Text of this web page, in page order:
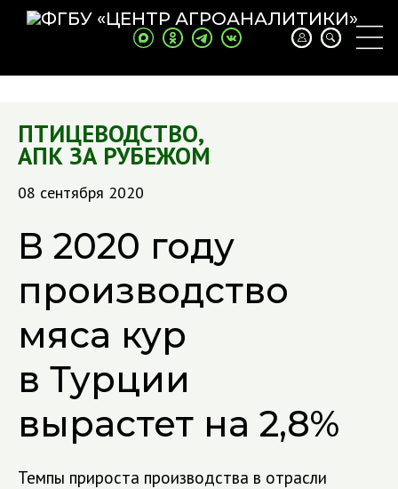
ПТИЦЕВОДСТВО,
АПК ЗА РУБЕЖОМ
08 сентября 2020
В 2020 году
производство
мяса кур
в Турции
вырастет на 2,8%
Темпы прироста производства в отрасли